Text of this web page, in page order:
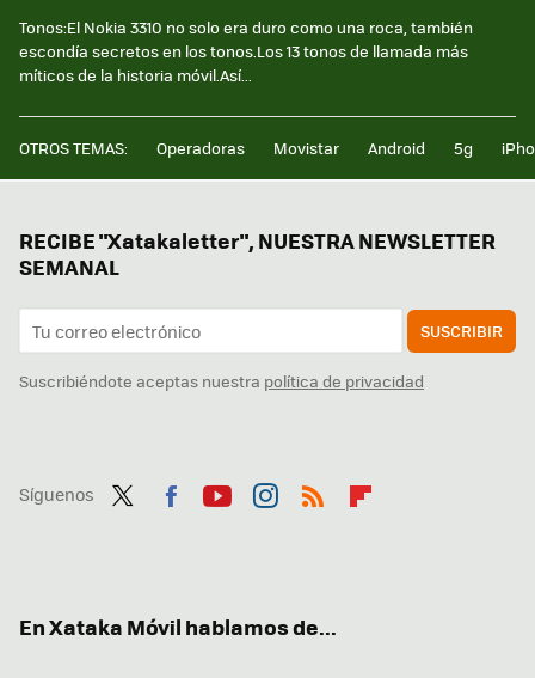
Tonos:El Nokia 3310 no solo era duro como una roca, también
escondía secretos en los tonos.Los 13 tonos de llamada más
míticos de la historia móvil.Así...
OTROS TEMAS: Operadoras Movistar Android 5g
RECIBE "Xatakaletter", NUESTRA NEWSLETTER
SEMANAL
SUSCRIBIR
Suscribiéndote aceptas nuestra política de privacidad
Síguenos
En Xataka Móvil hablamos de...